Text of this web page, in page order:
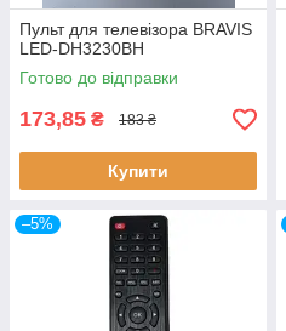
Пульт для телевізора BRAVIS
LED-DH3230BH
Готово до відправки
173,85 ₴ 183 ₴
Купити
–5%